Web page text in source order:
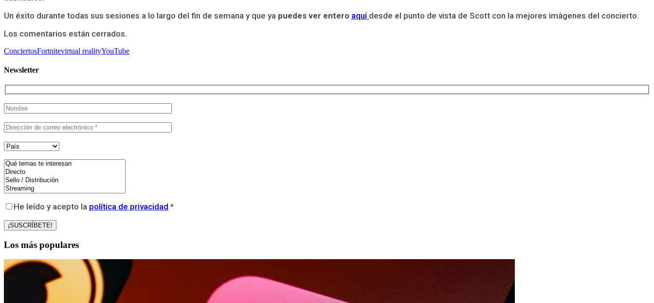
Un éxito durante todas sus sesiones a lo largo del fin de semana y que ya puedes ver entero aquí desde el punto de vista de Scott con la mejores imágenes del concierto.
Los comentarios están cerrados.
ConciertosFortnitevirtual realityYouTube
Newsletter
He leído y acepto la política de privacidad *
Los más populares